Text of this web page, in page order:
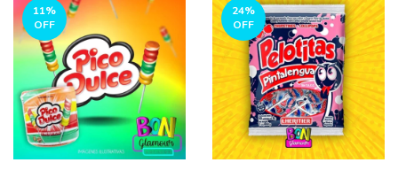
11%
OFF
24%
OFF